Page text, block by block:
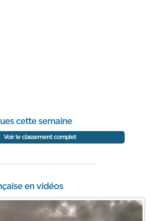
cette semaine
Voir le classement complet
en vidéos